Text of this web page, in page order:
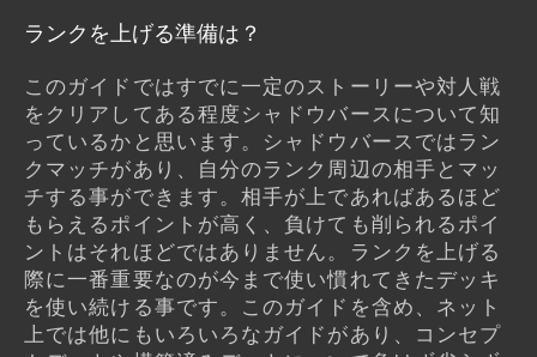
ランクを上げる準備は？
このガイドではすでに一定のストーリーや対人戦
をクリアしてある程度シャドウバースについて知
っているかと思います。シャドウバースではラン
クマッチがあり、自分のランク周辺の相手とマッ
チする事ができます。相手が上であればあるほど
もらえるポイントが高く、負けても削られるポイ
ントはそれほどではありません。ランクを上げる
際に一番重要なのが今まで使い慣れてきたデッキ
を使い続ける事です。このガイドを含め、ネット
上では他にもいろいろなガイドがあり、コンセプ